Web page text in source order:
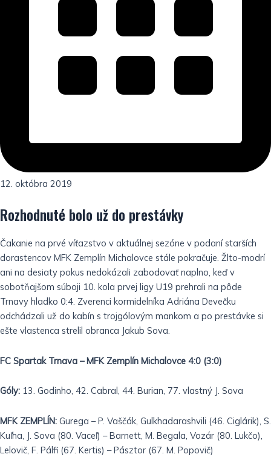
12. októbra 2019
Rozhodnuté bolo už do prestávky
Čakanie na prvé víťazstvo v aktuálnej sezóne v podaní starších
dorastencov MFK Zemplín Michalovce stále pokračuje. Žlto-modrí
ani na desiaty pokus nedokázali zabodovať naplno, keď v
sobotňajšom súboji 10. kola prvej ligy U19 prehrali na pôde
Trnavy hladko 0:4. Zverenci kormidelníka Adriána Devečku
odchádzali už do kabín s trojgólovým mankom a po prestávke si
ešte vlastenca strelil obranca Jakub Sova.
FC Spartak Trnava – MFK Zemplín Michalovce 4:0 (3:0)
Góly: 13. Godinho, 42. Cabral, 44. Burian, 77. vlastný J. Sova
MFK ZEMPLÍN: Gurega – P. Vaščák, Gulkhadarashvili (46. Ciglárik), S.
Kuľha, J. Sova (80. Vaceľ) – Barnett, M. Begala, Vozár (80. Lukčo),
Lelovič, F. Pálfi (67. Kertis) – Pásztor (67. M. Popovič)